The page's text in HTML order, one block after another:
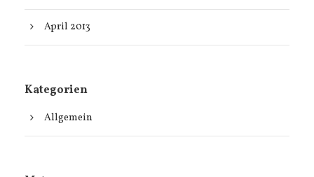
April 2013
Kategorien
Allgemein